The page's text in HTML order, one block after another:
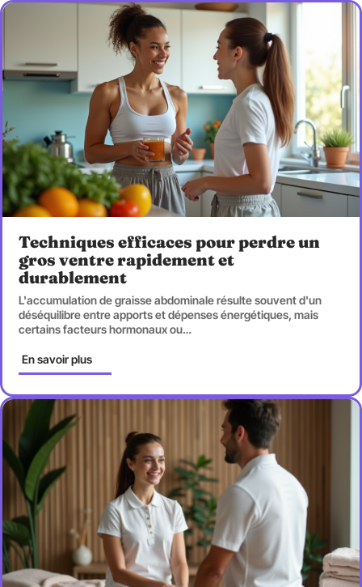
Techniques efficaces pour perdre un
gros ventre rapidement et
durablement
L'accumulation de graisse abdominale résulte souvent d'un
déséquilibre entre apports et dépenses énergétiques, mais
certains facteurs hormonaux ou…
En savoir plus